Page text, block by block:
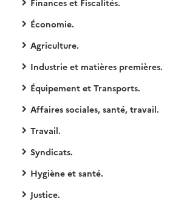
Finances et Fiscalités.
Économie.
Agriculture.
Industrie et matières premières.
Équipement et Transports.
Affaires sociales, santé, travail.
Travail.
Syndicats.
Hygiène et santé.
Justice.